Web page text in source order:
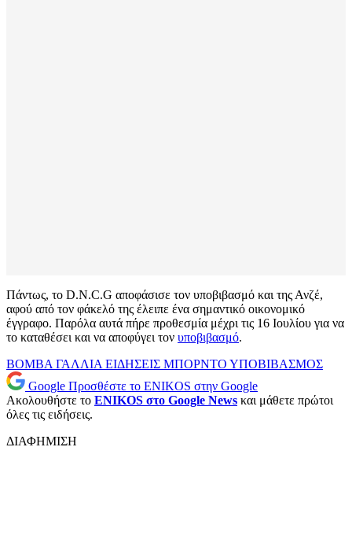
Πάντως, το D.N.C.G αποφάσισε τον υποβιβασμό και της Ανζέ,
αφού από τον φάκελό της έλειπε ένα σημαντικό οικονομικό
έγγραφο. Παρόλα αυτά πήρε προθεσμία μέχρι τις 16 Ιουλίου για να
το καταθέσει και να αποφύγει τον υποβιβασμό.
ΒΟΜΒΑ ΓΑΛΛΙΑ ΕΙΔΗΣΕΙΣ ΜΠΟΡΝΤΟ ΥΠΟΒΙΒΑΣΜΟΣ
Google Προσθέστε το ENIKOS στην Google
Ακολουθήστε το ENIKOS στο Google News και μάθετε πρώτοι
όλες τις ειδήσεις.
ΔΙΑΦΗΜΙΣΗ